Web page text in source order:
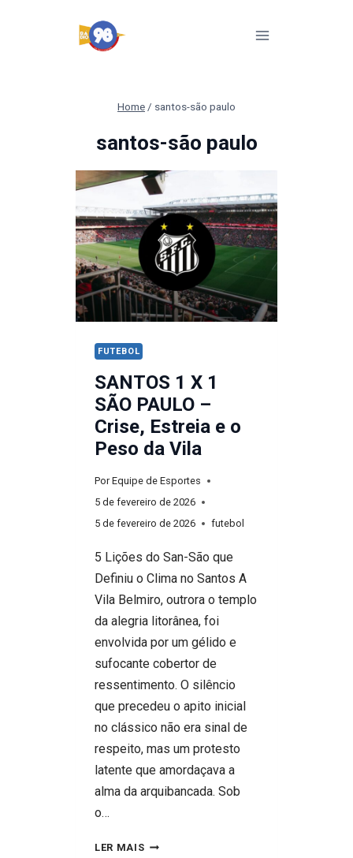
Home / santos-são paulo
santos-são paulo
FUTEBOL
SANTOS 1 X 1
SÃO PAULO –
Crise, Estreia e o
Peso da Vila
Por Equipe de Esportes
5 de fevereiro de 2026
5 de fevereiro de 2026
futebol
5 Lições do San-São que
Definiu o Clima no Santos A
Vila Belmiro, outrora o templo
da alegria litorânea, foi
envolvida por um gélido e
sufocante cobertor de
ressentimento. O silêncio
que precedeu o apito inicial
no clássico não era sinal de
respeito, mas um protesto
latente que amordaçava a
alma da arquibancada. Sob
o…
LER MAISSANTOS